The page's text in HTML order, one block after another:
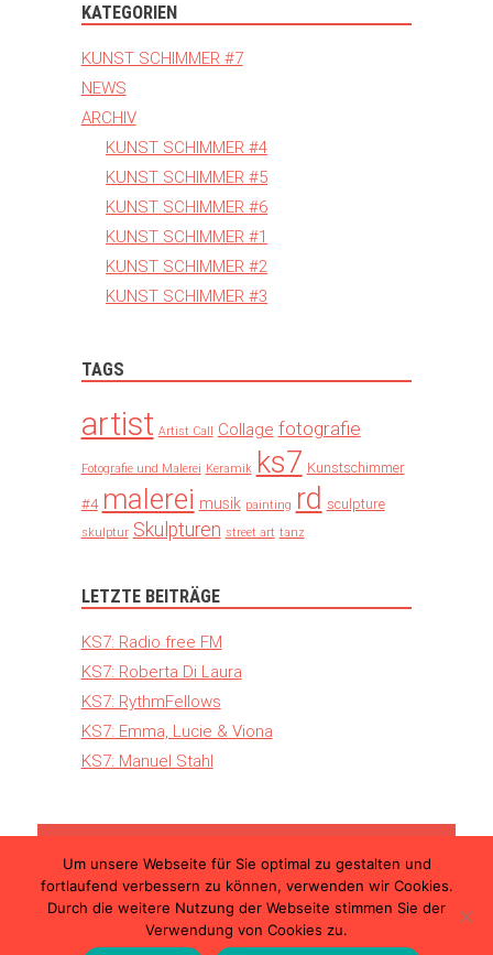
KATEGORIEN
KUNST SCHIMMER #7
NEWS
ARCHIV
KUNST SCHIMMER #4
KUNST SCHIMMER #5
KUNST SCHIMMER #6
KUNST SCHIMMER #1
KUNST SCHIMMER #2
KUNST SCHIMMER #3
TAGS
artist Artist Call Collage fotografie
Fotografie und Malerei Keramik ks7 Kunstschimmer
#4 malerei musik painting rd sculpture
skulptur Skulpturen street art tanz
LETZTE BEITRÄGE
KS7: Radio free FM
KS7: Roberta Di Laura
KS7: RythmFellows
KS7: Emma, Lucie & Viona
KS7: Manuel Stahl
© 2026 Kunst Schimmer – Die internationale
Kunstmesse in Ulm |
Teilnahmebedingungen
| Datenschutzerklärung| Impressum
Um unsere Webseite für Sie optimal zu gestalten und
fortlaufend verbessern zu können, verwenden wir Cookies.
Durch die weitere Nutzung der Webseite stimmen Sie der
Verwendung von Cookies zu.